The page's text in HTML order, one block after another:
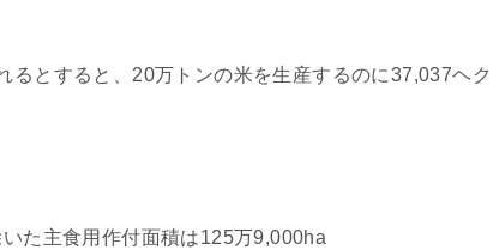
とすると、20万トンの米を生産するのに37,037ヘク
た主食用作付面積は125万9,000ha